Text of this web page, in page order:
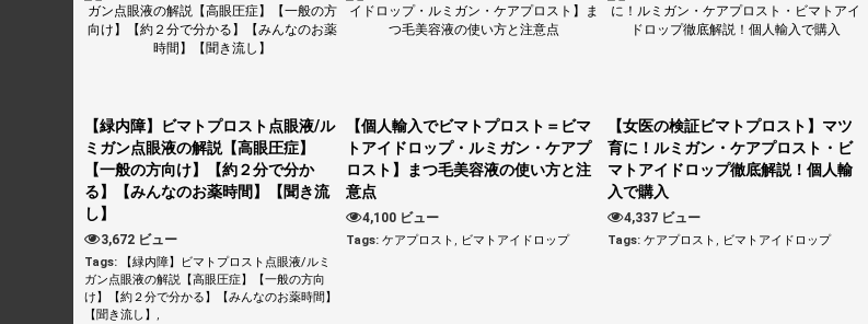
【緑内障】ビマトプロスト点眼液/ル
ミガン点眼液の解説【高眼圧症】
【一般の方向け】【約２分で分か
る】【みんなのお薬時間】【聞き流
し】
3,672 ビュー
Tags:
【緑内障】ビマトプロスト点眼液/ルミ
ガン点眼液の解説【高眼圧症】【一般の方向
け】【約２分で分かる】【みんなのお薬時間】
【聞き流し】 ,
【個人輸入でビマトプロスト＝ビマ
トアイドロップ・ルミガン・ケアプ
ロスト】まつ毛美容液の使い方と注
意点
4,100 ビュー
Tags: ケアプロスト , ビマトアイドロップ
【女医の検証ビマトプロスト】マツ
育に！ルミガン・ケアプロスト・ビ
マトアイドロップ徹底解説！個人輸
入で購入
4,337 ビュー
Tags: ケアプロスト , ビマトアイドロップ